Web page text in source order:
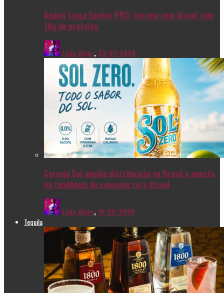
Ambev lança Spaten PRO: cerveja sem álcool com
10g de proteína
Livia Alves, 23/07/2026
Cerveja Sol amplia distribuição no Brasil e aposta
na tendência de consumo zero álcool
Livia Alves,16/06/2026
Tequila